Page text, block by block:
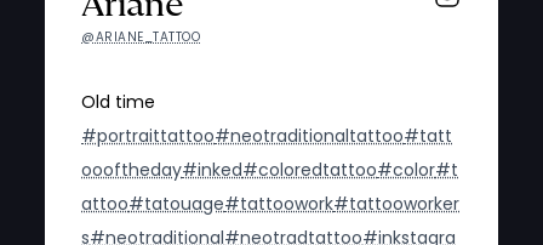
@ARIANE_TATTOO
Old time
#portraittattoo#neotraditionaltattoo#tatt
oooftheday#inked#coloredtattoo#color#t
attoo#tatouage#tattoowork#tattooworker
s#neotraditional#neotradtattoo#inkstagra